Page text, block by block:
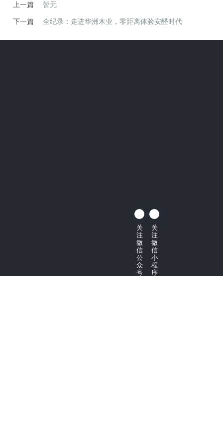
上一篇 暂无
下一篇 全纪录：走进华洲木业，零距离体验安醛时代
关
注
微
信
公
众
号
关
注
微
信
小
程
序